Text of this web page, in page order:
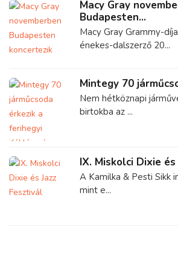
Macy Gray
Budapesten...
Macy Gray Grammy-
énekes-dalszerző 20...
Mintegy 70
Nem hétköznapi
birtokba az ...
IX. Miskolci Dixie
A Kamilka & Pesti Sikk
mint e...